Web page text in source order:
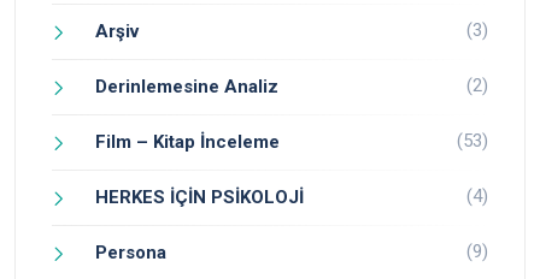
Arşiv (3)
Derinlemesine Analiz (2)
Film – Kitap İnceleme (53)
HERKES İÇİN PSİKOLOJİ (4)
Persona (9)